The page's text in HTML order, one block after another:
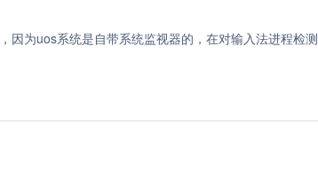
因为uos系统是自带系统监视器的，在对输入法进程检测